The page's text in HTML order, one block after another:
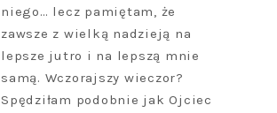
niego… lecz pamiętam, że
zawsze z wielką nadzieją na
lepsze jutro i na lepszą mnie
samą. Wczorajszy wieczor?
Spędziłam podobnie jak Ojciec